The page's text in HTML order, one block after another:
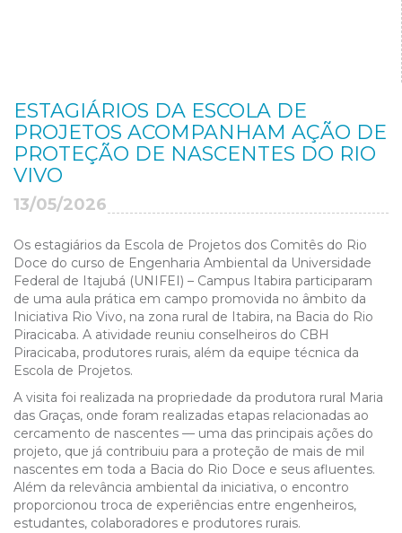
ESTAGIÁRIOS DA ESCOLA DE
PROJETOS ACOMPANHAM AÇÃO DE
PROTEÇÃO DE NASCENTES DO RIO
VIVO
13/05/2026
Os estagiários da Escola de Projetos dos Comitês do Rio
Doce do curso de Engenharia Ambiental da Universidade
Federal de Itajubá (UNIFEI) – Campus Itabira participaram
de uma aula prática em campo promovida no âmbito da
Iniciativa Rio Vivo, na zona rural de Itabira, na Bacia do Rio
Piracicaba. A atividade reuniu conselheiros do CBH
Piracicaba, produtores rurais, além da equipe técnica da
Escola de Projetos.
A visita foi realizada na propriedade da produtora rural Maria
das Graças, onde foram realizadas etapas relacionadas ao
cercamento de nascentes — uma das principais ações do
projeto, que já contribuiu para a proteção de mais de mil
nascentes em toda a Bacia do Rio Doce e seus afluentes.
Além da relevância ambiental da iniciativa, o encontro
proporcionou troca de experiências entre engenheiros,
estudantes, colaboradores e produtores rurais.